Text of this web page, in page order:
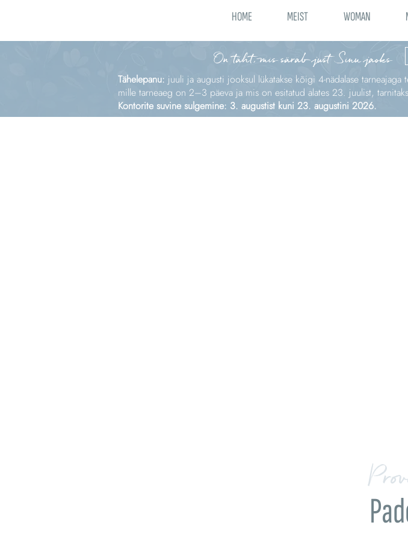
HOME MEIST WOMAN
On täht, mis särab just Sinu jaoks
Tähelepanu: juuli ja augusti jooksul lükatakse kõigi 4‑nädalase
mille tarneaeg on 2–3 päeva ja mis on esitatud alates 23. juulist,
Kontorite suvine sulgemine: 3. augustist kuni 23. augustini 2026.